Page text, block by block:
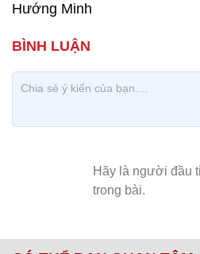
Hướng Minh